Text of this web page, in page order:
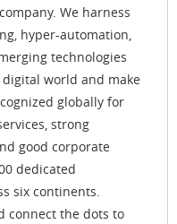
We harness
hyper-automation,
technologies
world and make
globally for
strong
good corporate
dedicated
six continents.
connect the dots to